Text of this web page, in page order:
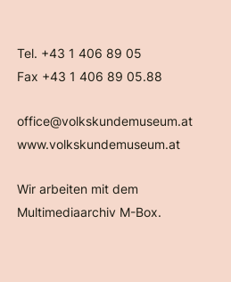
Tel. +43 1 406 89 05
Fax +43 1 406 89 05.88
office@volkskundemuseum.at
www.volkskundemuseum.at
Wir arbeiten mit dem
Multimediaarchiv M-Box.